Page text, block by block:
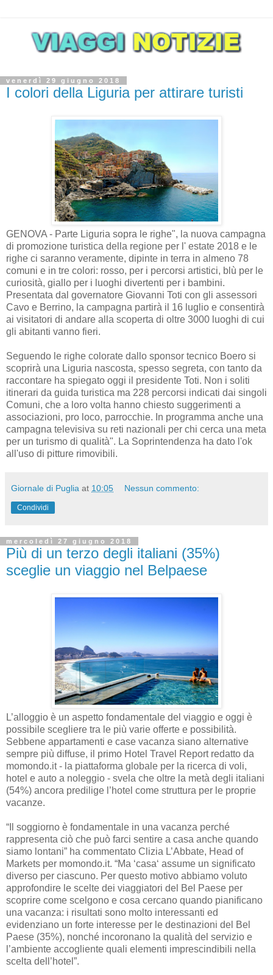
venerdì 29 giugno 2018
I colori della Liguria per attirare turisti
GENOVA - Parte Liguria sopra le righe", la nuova campagna
di promozione turistica della regione per l' estate 2018 e le
righe ci saranno veramente, dipinte in terra in almeno 78
comuni e in tre colori: rosso, per i percorsi artistici, blù per le
curiosità, giallo per i luoghi divertenti per i bambini.
Presentata dal governatore Giovanni Toti con gli assessori
Cavo e Berrino, la campagna partirà il 16 luglio e consentirà
ai visitatori di andare alla scoperta di oltre 3000 luoghi di cui
gli abitanti vanno fieri.
Seguendo le righe colorate dallo sponsor tecnico Boero si
scoprirà una Liguria nascosta, spesso segreta, con tanto da
raccontare ha spiegato oggi il presidente Toti. Non i soliti
itinerari da guida turistica ma 228 percorsi indicati dai singoli
Comuni, che a loro volta hanno chiesto suggerimenti a
associazioni, pro loco, parrocchie. In programma anche una
campagna televisiva su reti nazionali per chi cerca una meta
per un turismo di qualità". La Soprintendenza ha dato l'ok
all'uso di pitture rimovibili.
Giornale di Puglia at 10:05 Nessun commento:
Condividi
mercoledì 27 giugno 2018
Più di un terzo degli italiani (35%)
sceglie un viaggio nel Belpaese
L’alloggio è un aspetto fondamentale del viaggio e oggi è
possibile scegliere tra le più varie offerte e possibilità.
Sebbene appartamenti e case vacanza siano alternative
sempre più diffuse, il primo Hotel Travel Report redatto da
momondo.it - la piattaforma globale per la ricerca di voli,
hotel e auto a noleggio - svela che oltre la metà degli italiani
(54%) ancora predilige l’hotel come struttura per le proprie
vacanze.
“Il soggiorno è fondamentale in una vacanza perché
rappresenta ciò che può farci sentire a casa anche quando
siamo lontani” ha commentato Clizia L’Abbate, Head of
Markets per momondo.it. “Ma ‘casa‘ assume un significato
diverso per ciascuno. Per questo motivo abbiamo voluto
approfondire le scelte dei viaggiatori del Bel Paese per
scoprire come scelgono e cosa cercano quando pianificano
una vacanza: i risultati sono molto interessanti ed
evidenziano un forte interesse per le destinazioni del Bel
Paese (35%), nonché incoronano la qualità del servizio e
l’ambiente accogliente quali elementi imprescindibili nella
scelta dell’hotel”.